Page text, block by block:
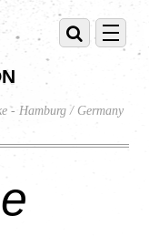
- Hamburg / Germany